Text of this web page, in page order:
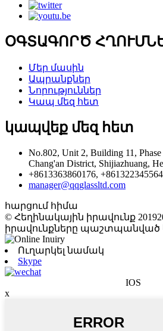
ՕԳՏԱԳՈՐԾ
Մեր մասին
Ապրանքներ
Նորություններ
Կապ մեզ հետ
կապվեք մեզ հետ
No.802, Unit 2, Building 11,
Chang'an District, Shijiazhuang,
+8613363860176,
manager@qqglassltd.com
հարցում հիմա
© Հեղինակային իրավունք
իրավունքները պաշտպանված
Ուղարկել նամակ
Skype
IOS
x